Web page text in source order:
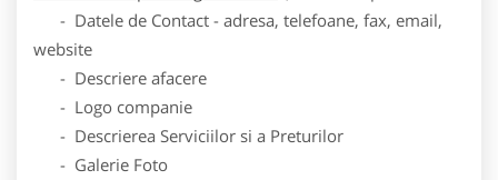
- Datele de Contact - adresa, telefoane, fax, email,
website
- Descriere afacere
- Logo companie
- Descrierea Serviciilor si a Preturilor
- Galerie Foto